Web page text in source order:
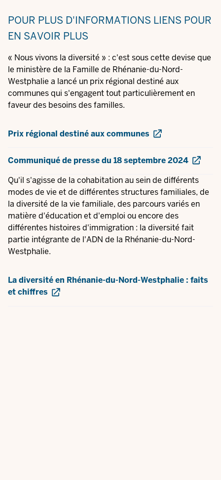
POUR PLUS D'INFORMATIONS LIENS POUR
EN SAVOIR PLUS
« Nous vivons la diversité » : c'est sous cette devise que
le ministère de la Famille de Rhénanie-du-Nord-
Westphalie a lancé un prix régional destiné aux
communes qui s'engagent tout particulièrement en
faveur des besoins des familles.
Prix régional destiné aux communes
Communiqué de presse du 18 septembre 2024
Qu'il s'agisse de la cohabitation au sein de différents
modes de vie et de différentes structures familiales, de
la diversité de la vie familiale, des parcours variés en
matière d'éducation et d'emploi ou encore des
différentes histoires d'immigration : la diversité fait
partie intégrante de l'ADN de la Rhénanie-du-Nord-
Westphalie.
La diversité en Rhénanie-du-Nord-Westphalie : faits
et chiffres